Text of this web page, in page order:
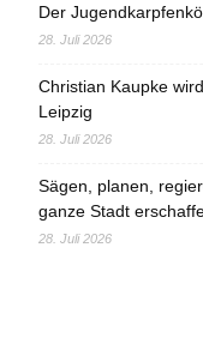
Der
28. Juli 2026
Christian Kaupke
Leipzig
28. Juli 2026
Sägen, planen,
ganze Stadt
28. Juli 2026